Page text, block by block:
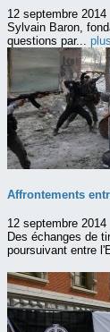
12 septembre 2014
Sylvain Baron,
questions par...
Affrontements
12 septembre 2014
Des échanges de
poursuivant entre